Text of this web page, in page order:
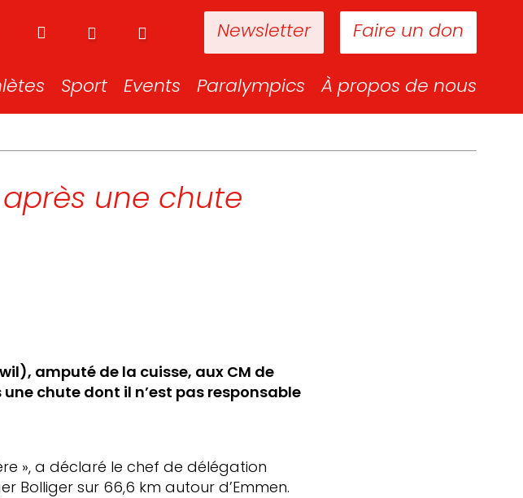
Faire un don
Newsletter
Sport Events Paralympics À propos de nous
une chute
amputé de la cuisse, aux CM de
chute dont il n’est pas responsable
», a déclaré le chef de délégation
Bolliger sur 66,6 km autour d’Emmen.